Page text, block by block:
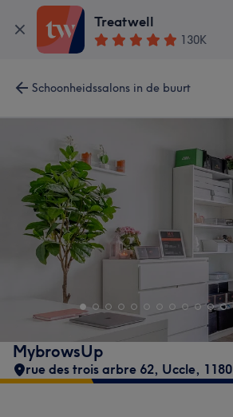
Treatwell
130K
Schoonheidssalons in de buurt
MybrowsUp
rue des trois arbre 62, Uccle, 1180